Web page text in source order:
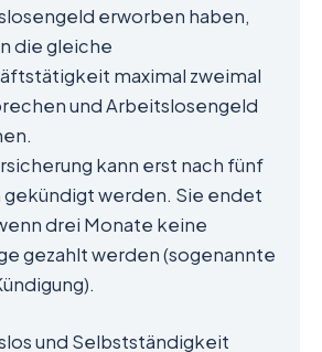
erworben haben,
die gleiche
maximal zweimal
und Arbeitslosengeld
kann erst nach fünf
gekündigt werden. Sie endet
drei Monate keine
gezahlt werden (sogenannte
und Selbstständigkeit